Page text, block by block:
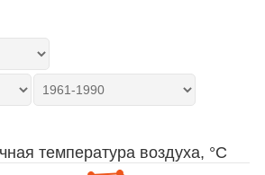
температура воздуха, °C